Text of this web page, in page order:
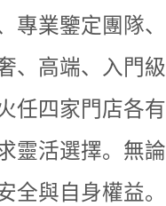
專業鑒定團隊
、高端、入門
任四家門店各
靈活選擇。無
全與自身權益。